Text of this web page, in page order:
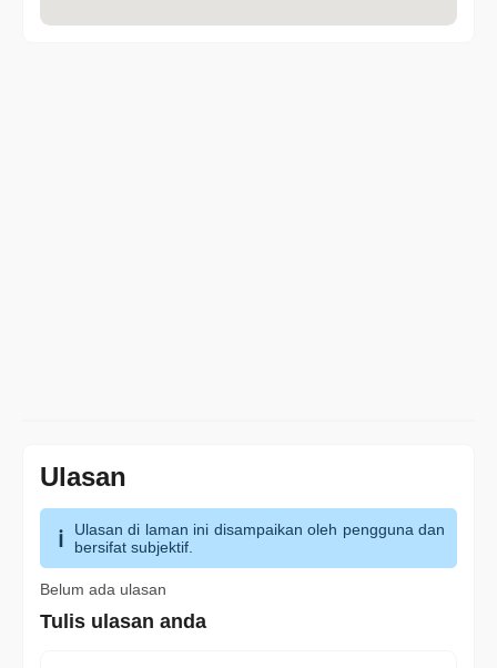
Ulasan
Ulasan di laman ini disampaikan oleh pengguna dan
bersifat subjektif.
Belum ada ulasan
Tulis ulasan anda